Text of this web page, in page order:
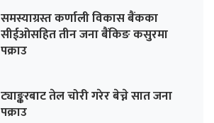
समस्याग्रस्त कर्णाली विकास बैंकका
सीईओसहित तीन जना बैंकिङ कसुरमा
पक्राउ
ट्याङ्करबाट तेल चोरी गरेर बेच्ने सात जना
पक्राउ